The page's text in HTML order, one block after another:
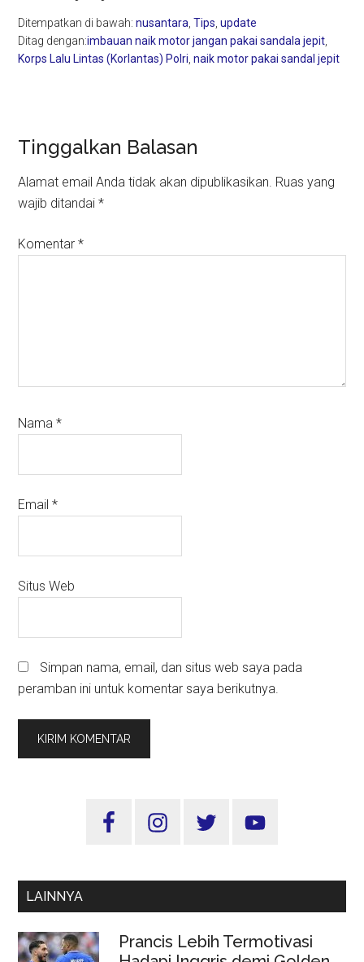
Ditempatkan di bawah:nusantara ,Tips ,update
Ditag dengan:imbauan naik motor jangan pakai sandala jepit
Korps Lalu Lintas (Korlantas) Polri ,naik motor pakai sandal jepit
Reader
Interactions
Tinggalkan Balasan
Alamat email Anda tidak akan dipublikasikan. Ruas yang
wajib ditandai*
Komentar*
Nama*
Email*
Situs Web
Simpan nama, email, dan situs web saya pada
peramban ini untuk komentar saya berikutnya.
Sidebar
LAINNYA
Prancis Lebih Termotivasi